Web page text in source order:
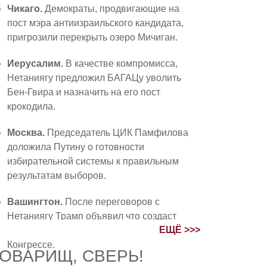
Чикаго. Демократы, продвигающие на
пост мэра антиизраильского кандидата,
пригрозили перекрыть озеро Мичиган.
Иерусалим. В качестве компромисса,
Нетаниягу предложил БАГАЦу уволить
Бен-Гвира и назначить на его пост
крокодила.
Москва. Председатель ЦИК Памфилова
доложила Путину о готовности
избирательной системы к правильным
результатам выборов.
Вашингтон. После переговоров с
Нетаниягу Трамп объявил что создаст
коалицию с религиозными партиями в
Конгрессе.
ЕЩЁ >>>
СВЕРЬ!